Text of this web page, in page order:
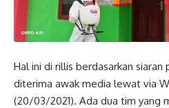
Hal ini di rillis berdasarkan siaran
diterima awak media lewat via
(20/03/2021). Ada dua tim yang